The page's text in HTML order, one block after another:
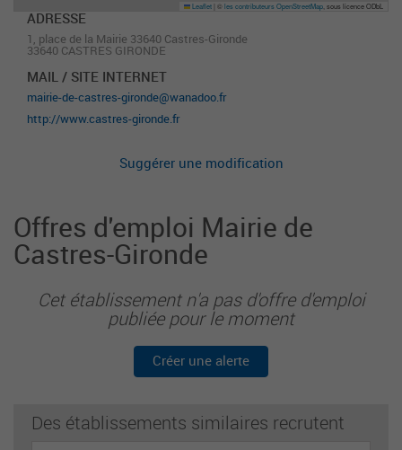
Leaflet ©les contributeurs OpenStreetMap , sous licence ODbL
ADRESSE
1, place de la Mairie 33640 Castres-Gironde
33640 CASTRES GIRONDE
MAIL / SITE INTERNET
mairie-de-castres-gironde@wanadoo.fr
http://www.castres-gironde.fr
Suggérer une modification
Offres d'emploi Mairie de
Castres-Gironde
Cet établissement n'a pas d'offre d'emploi
publiée pour le moment
Créer une alerte
Des établissements similaires recrutent